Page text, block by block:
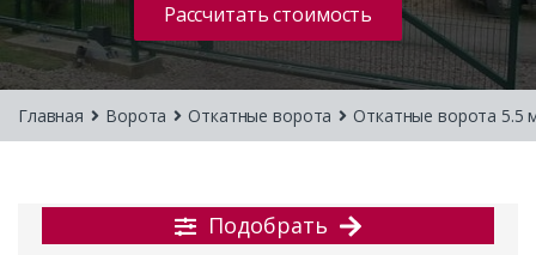
Рассчитать стоимость
Главная Ворота Откатные ворота Откатные ворота 5.5
Подобрать